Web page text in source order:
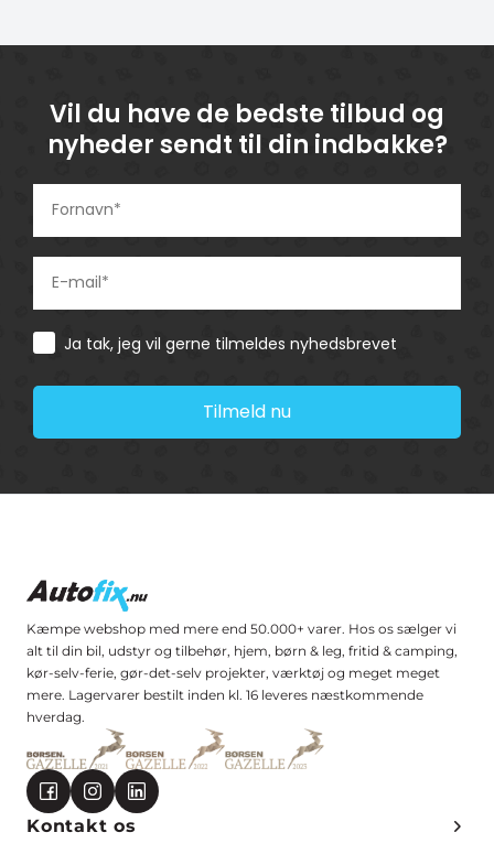
Vil du have de bedste tilbud og
nyheder sendt til din indbakke?
Consent
Ja tak, jeg vil gerne tilmeldes nyhedsbrevet
Tilmeld nu
Kæmpe webshop med mere end 50.000+ varer. Hos os sælger vi
alt til din bil, udstyr og tilbehør, hjem, børn & leg, fritid & camping,
kør-selv-ferie, gør-det-selv projekter, værktøj og meget meget
mere. Lagervarer bestilt inden kl. 16 leveres næstkommende
hverdag.
Kontakt os